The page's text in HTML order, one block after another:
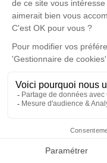
Faire-part
Un service de
disponible ici.
Crémation
Crématorium
de Provence